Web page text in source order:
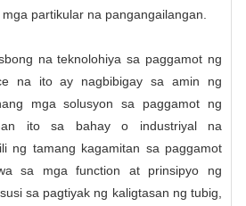
partikular na pangangailangan.
na teknolohiya sa paggamot ng
na ito ay nagbibigay sa amin ng
mga solusyon sa paggamot ng
ito sa bahay o industriyal na
ng tamang kagamitan sa paggamot
sa mga function at prinsipyo ng
sa pagtiyak ng kaligtasan ng tubig,